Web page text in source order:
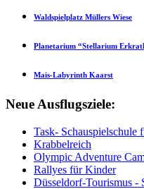
Waldspielplatz Müllers Wiese
Planetarium “Stellarium
Mais-Labyrinth Kaarst
Neue Ausflugsziele:
Task- Schauspielschule
Krabbelreich
Olympic Adventure
Rallyes für Kinder
Düsseldorf-Tourismus -